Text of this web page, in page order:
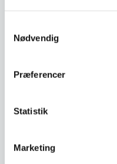
Nødvendig
Præferencer
Statistik
Marketing